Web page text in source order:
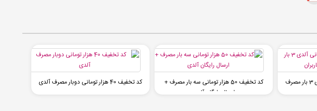
کد تخفیف 45 هزار تومانی آلدی 3 بار مصرف
کد تخفیف 50 هزار تومانی سه بار مصرف +
ارسال رایگان آلدی
کد تخفیف 40 هزار تومانی دوبار مصرف آلدی